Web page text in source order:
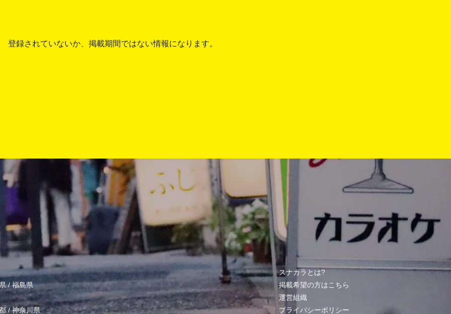
登録されていないか、掲載期間ではない情報になります。
/福島県
/神奈川県
スナカラとは?
掲載希望の方はこちら
運営組織
プライバシーポリシー